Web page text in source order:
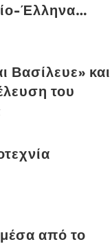
Έλληνα…
Βασίλευε» και
του
από το